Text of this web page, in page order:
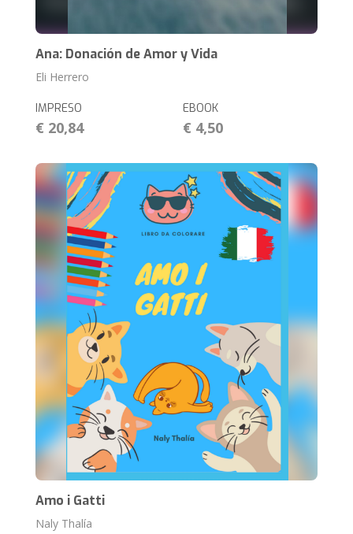
Ana: Donación de Amor y Vida
Eli Herrero
IMPRESO
€ 20,84
EBOOK
€ 4,50
Amo i Gatti
Naly Thalía